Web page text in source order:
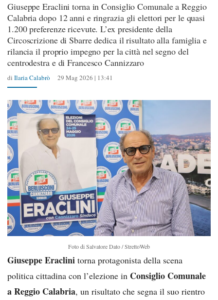
Giuseppe Eraclini torna in Consiglio Comunale a Reggio
Calabria dopo 12 anni e ringrazia gli elettori per le quasi
1.200 preferenze ricevute. L’ex presidente della
Circoscrizione di Sbarre dedica il risultato alla famiglia e
rilancia il proprio impegno per la città nel segno del
centrodestra e di Francesco Cannizzaro
di Ilaria Calabrò 29 Mag 2026 | 13:41
Foto di Salvatore Dato / StrettoWeb
Giuseppe Eraclini torna protagonista della scena
politica cittadina con l’elezione in Consiglio Comunale
a Reggio Calabria, un risultato che segna il suo rientro